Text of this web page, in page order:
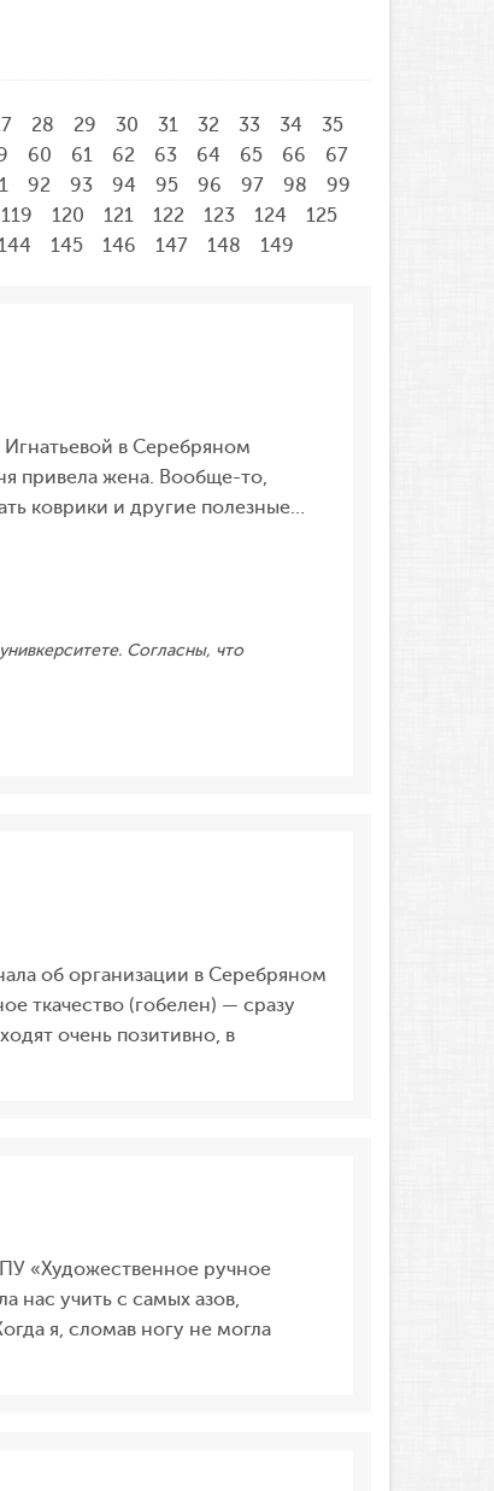
28 29 30 31 32 33 34
35
60 61 62 63 64 65 66
67
92 93 94 95 96 97 98
99
119 120 121 122 123 124
125
144 145 146 147 148 149
в Серебряном
привела жена. Вообще-то,
коврики и другие полезные…
Согласны, что
об организации в Серебряном
ткачество (гобелен) — сразу
очень позитивно, в
«Художественное ручное
нас учить с самых азов,
я, сломав ногу не могла